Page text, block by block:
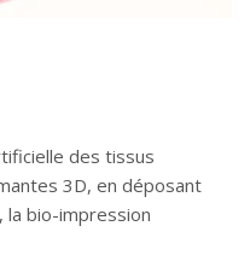
des tissus
3D, en déposant
la bio-impression